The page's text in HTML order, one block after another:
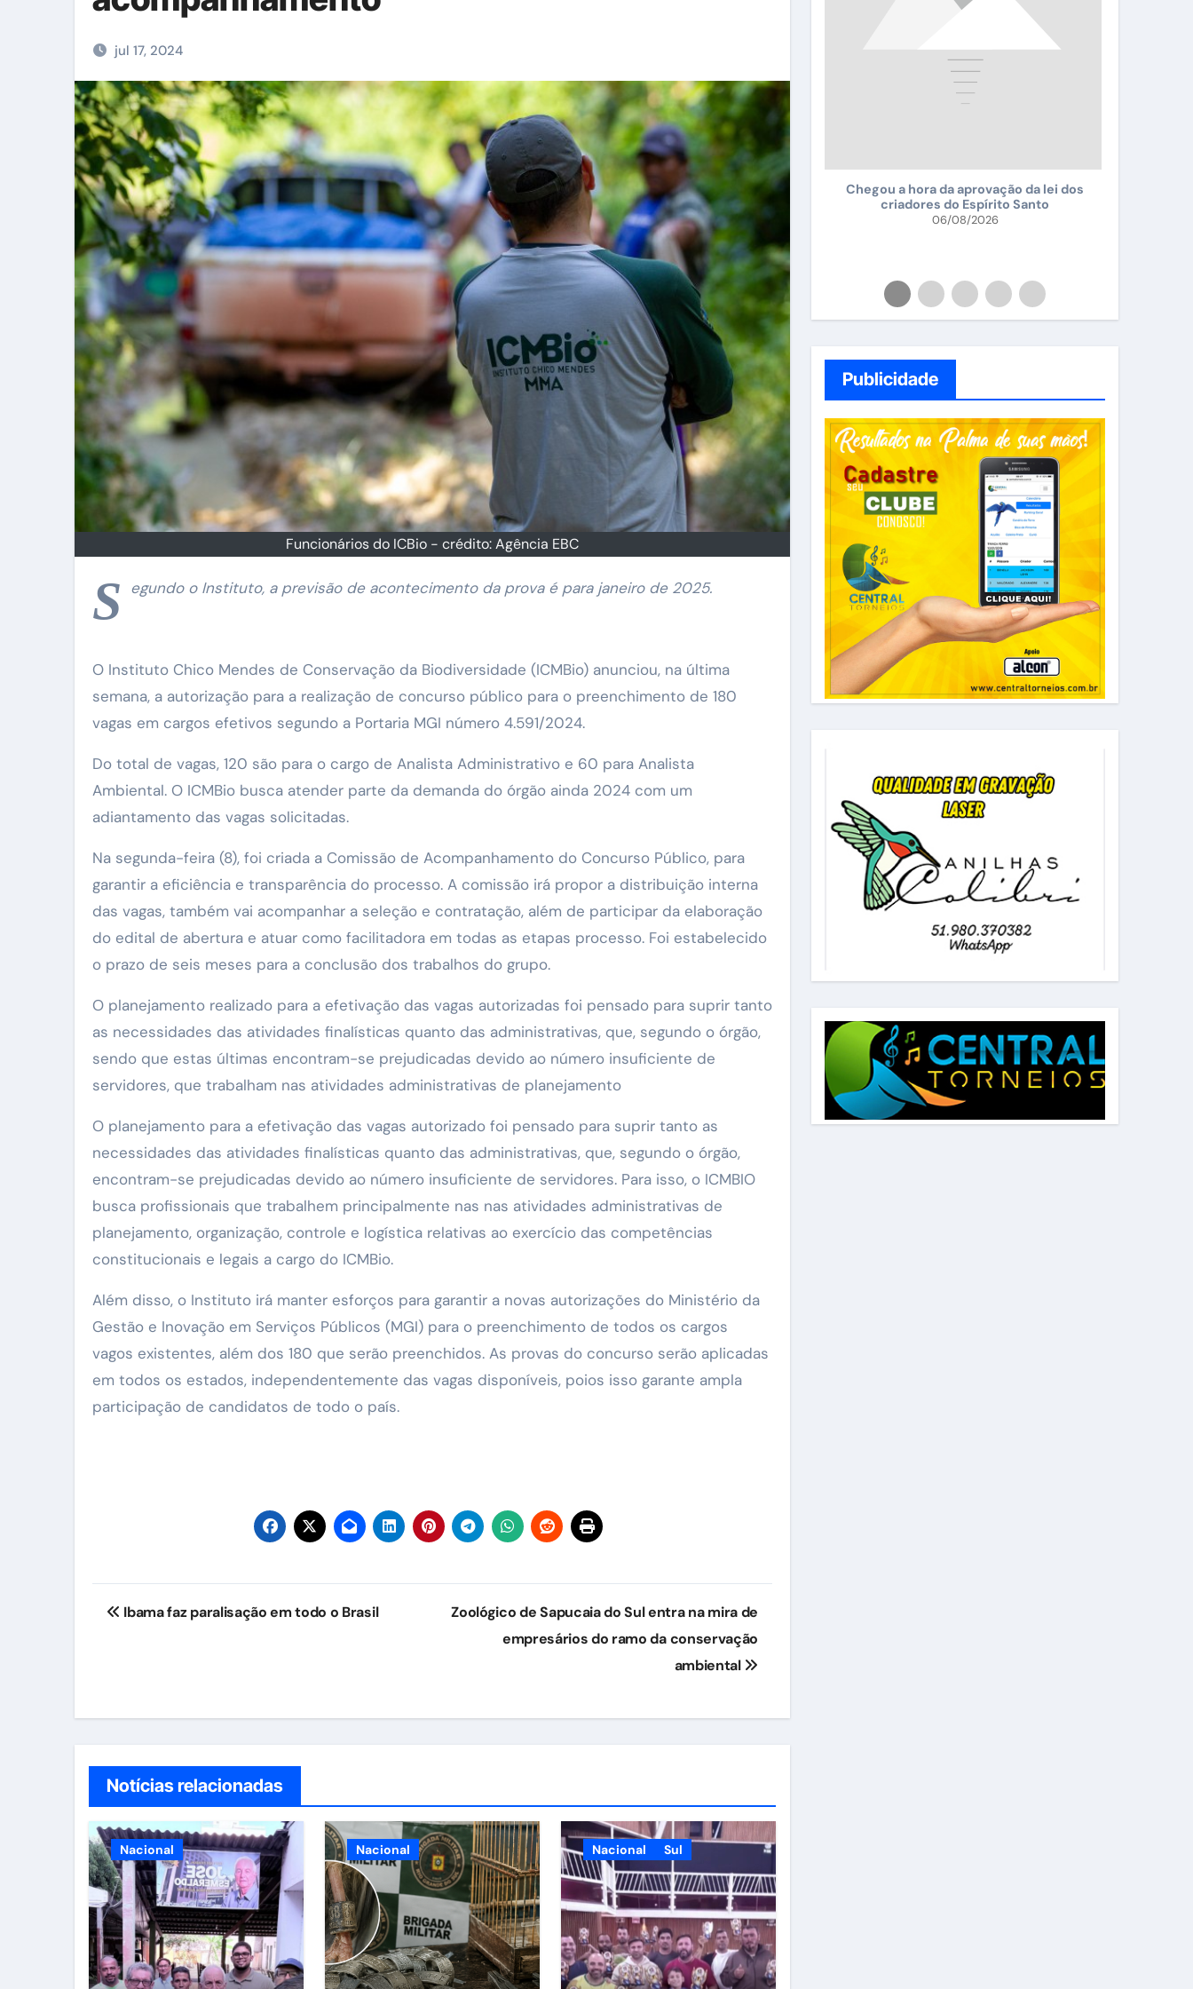
jul 17, 2024
Funcionários do ICBio - crédito: Agência EBC
S egundo o Instituto, a previsão de acontecimento da prova é para janeiro de 2025.
O Instituto Chico Mendes de Conservação da Biodiversidade (ICMBio) anunciou, na última
semana, a autorização para a realização de concurso público para o preenchimento de 180
vagas em cargos efetivos segundo a Portaria MGI número 4.591/2024.
Do total de vagas, 120 são para o cargo de Analista Administrativo e 60 para Analista
Ambiental. O ICMBio busca atender parte da demanda do órgão ainda 2024 com um
adiantamento das vagas solicitadas.
Na segunda-feira (8), foi criada a Comissão de Acompanhamento do Concurso Público, para
garantir a eficiência e transparência do processo. A comissão irá propor a distribuição interna
das vagas, também vai acompanhar a seleção e contratação, além de participar da elaboração
do edital de abertura e atuar como facilitadora em todas as etapas processo. Foi estabelecido
o prazo de seis meses para a conclusão dos trabalhos do grupo.
O planejamento realizado para a efetivação das vagas autorizadas foi pensado para suprir tanto
as necessidades das atividades finalísticas quanto das administrativas, que, segundo o órgão,
sendo que estas últimas encontram-se prejudicadas devido ao número insuficiente de
servidores, que trabalham nas atividades administrativas de planejamento
O planejamento para a efetivação das vagas autorizado foi pensado para suprir tanto as
necessidades das atividades finalísticas quanto das administrativas, que, segundo o órgão,
encontram-se prejudicadas devido ao número insuficiente de servidores. Para isso, o ICMBIO
busca profissionais que trabalhem principalmente nas nas atividades administrativas de
planejamento, organização, controle e logística relativas ao exercício das competências
constitucionais e legais a cargo do ICMBio.
Além disso, o Instituto irá manter esforços para garantir a novas autorizações do Ministério da
Gestão e Inovação em Serviços Públicos (MGI) para o preenchimento de todos os cargos
vagos existentes, além dos 180 que serão preenchidos. As provas do concurso serão aplicadas
em todos os estados, independentemente das vagas disponíveis, poios isso garante ampla
participação de candidatos de todo o país.
Navegação
Ibama faz paralisação em todo o Brasil
Zoológico de Sapucaia do Sul entra na mira de
empresários do ramo da conservação
ambiental
Notícias relacionadas
Nacional Nacional Nacional Sul
SAC inicia uma nova era em Santo Amaro da
Imperatriz e anuncia a maior temporada da
sua história
17/07/2026
Chegou a hora da aprovação da lei dos
criadores do Espírito Santo
06/08/2026
Publicidade